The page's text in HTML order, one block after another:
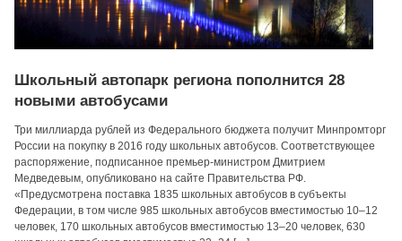
Школьный автопарк региона пополнится 28
новыми автобусами
Три миллиарда рублей из Федерального бюджета получит Минпромторг
России на покупку в 2016 году школьных автобусов. Соответствующее
распоряжение, подписанное премьер-министром Дмитрием
Медведевым, опубликовано на сайте Правительства РФ.
«Предусмотрена поставка 1835 школьных автобусов в субъекты
Федерации, в том числе 985 школьных автобусов вместимостью 10–12
человек, 170 школьных автобусов вместимостью 13–20 человек, 630